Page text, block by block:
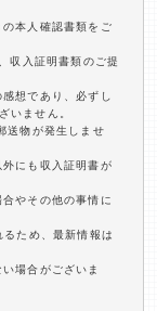
本人確認書類をご
収入証明書類のご提
想であり、必ずし
いません。
送物が発生しませ
にも収入証明書が
やその他の事情に
ため、最新情報は
場合がございま